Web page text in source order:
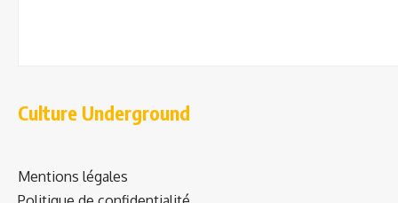
Culture Underground
Mentions légales